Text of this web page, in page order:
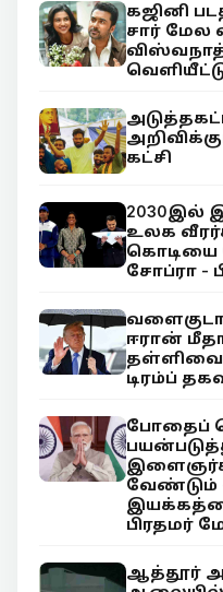
கஜினி
சார் மேல
கட்சி
2030இல்
உலக
கொடியை
சோப்ரா -
ஈரான்
டிரம்ப்
போதைப்
வேண்டும் -
பிரதமர்
ஆத்தூர்